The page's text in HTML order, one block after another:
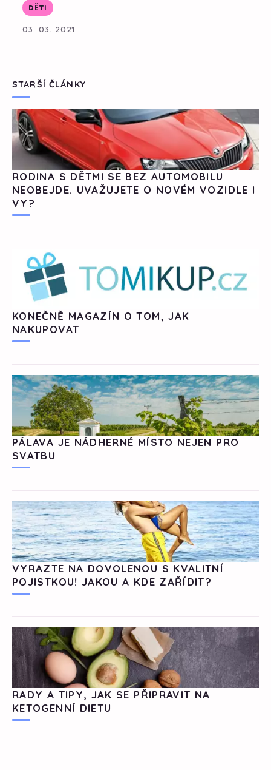
DĚTI
03. 03. 2021
STARŠÍ ČLÁNKY
RODINA S DĚTMI SE BEZ AUTOMOBILU
NEOBEJDE. UVAŽUJETE O NOVÉM VOZIDLE I
VY?
KONEČNĚ MAGAZÍN O TOM, JAK
NAKUPOVAT
PÁLAVA JE NÁDHERNÉ MÍSTO NEJEN PRO
SVATBU
VYRAZTE NA DOVOLENOU S KVALITNÍ
POJISTKOU! JAKOU A KDE ZAŘÍDIT?
RADY A TIPY, JAK SE PŘIPRAVIT NA
KETOGENNÍ DIETU